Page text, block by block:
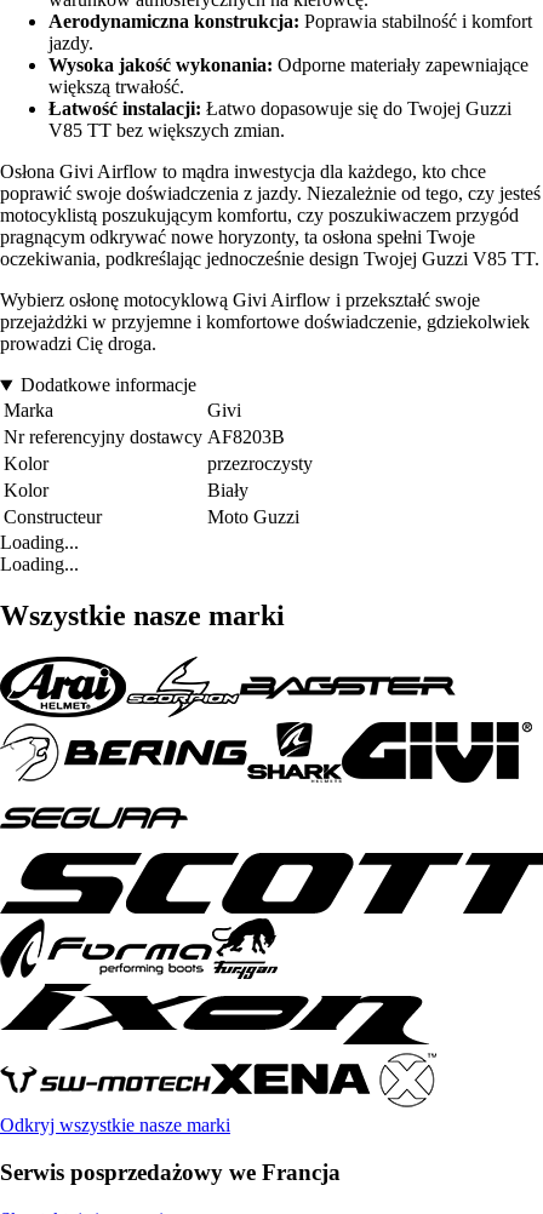
Aerodynamiczna konstrukcja: Poprawia stabilność i komfort
jazdy.
Wysoka jakość wykonania: Odporne materiały zapewniające
większą trwałość.
Łatwość instalacji: Łatwo dopasowuje się do Twojej Guzzi
V85 TT bez większych zmian.
Osłona Givi Airflow to mądra inwestycja dla każdego, kto chce
poprawić swoje doświadczenia z jazdy. Niezależnie od tego, czy jesteś
motocyklistą poszukującym komfortu, czy poszukiwaczem przygód
pragnącym odkrywać nowe horyzonty, ta osłona spełni Twoje
oczekiwania, podkreślając jednocześnie design Twojej Guzzi V85 TT.
Wybierz osłonę motocyklową Givi Airflow i przekształć swoje
przejażdżki w przyjemne i komfortowe doświadczenie, gdziekolwiek
prowadzi Cię droga.
Dodatkowe informacje
Marka
Givi
Nr referencyjny dostawcy AF8203B
Kolor
przezroczysty
Kolor
Biały
Constructeur
Moto Guzzi
Loading...
Loading...
Wszystkie nasze marki
Odkryj wszystkie nasze marki
Serwis posprzedażowy we Francja